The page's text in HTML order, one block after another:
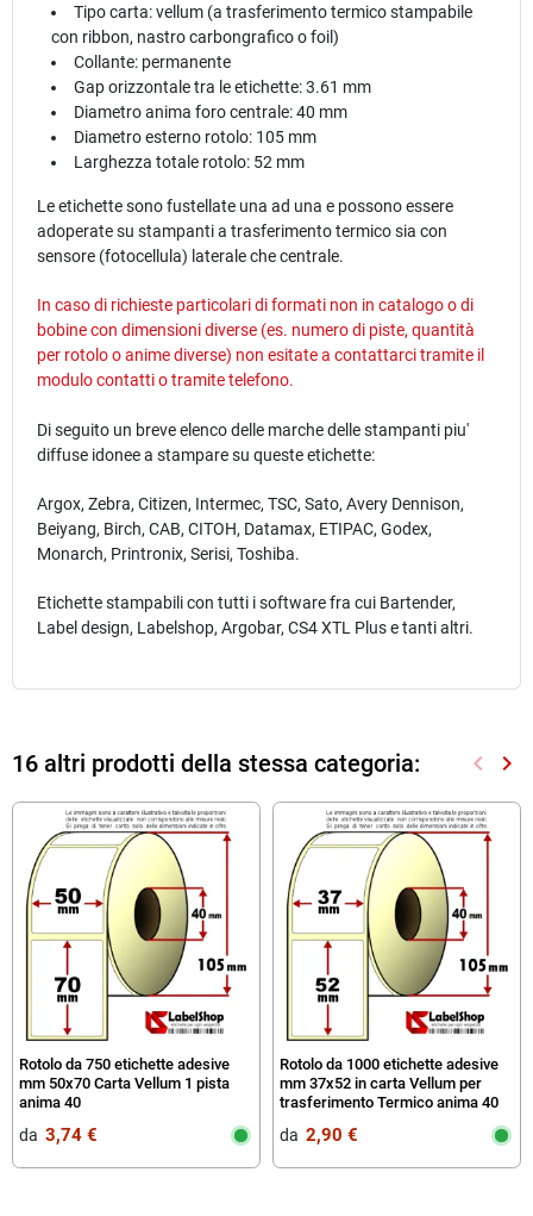
Tipo carta: vellum (a trasferimento termico stampabile
con ribbon, nastro carbongrafico o foil)
Collante: permanente
Gap orizzontale tra le etichette: 3.61 mm
Diametro anima foro centrale: 40 mm
Diametro esterno rotolo: 105 mm
Larghezza totale rotolo: 52 mm
Le etichette sono fustellate una ad una e possono essere
adoperate su stampanti a trasferimento termico sia con
sensore (fotocellula) laterale che centrale.
In caso di richieste particolari di formati non in catalogo o di
bobine con dimensioni diverse (es. numero di piste, quantità
per rotolo o anime diverse) non esitate a contattarci tramite il
modulocontattio tramite telefono.
Di seguito un breve elenco delle marche delle stampanti piu'
diffuse idonee a stampare su queste etichette:
Argox, Zebra, Citizen, Intermec, TSC, Sato, Avery Dennison,
Beiyang, Birch, CAB, CITOH, Datamax, ETIPAC, Godex,
Monarch, Printronix, Serisi, Toshiba.
Etichette stampabili con tutti i software fra cui Bartender,
Label design, Labelshop, Argobar, CS4 XTL Plus e tanti altri.
16 altri prodotti della stessa categoria: keyboard_arrow_left keyboard_arrow_right
Rotolo da 750 etichette adesive
mm 50x70 Carta Vellum 1 pista
anima 40
da‎ ‎ 3,74 €
Rotolo da 1000 etichette adesive
mm 37x52 in carta Vellum per
trasferimento Termico anima 40
da‎ ‎ 2,90 €